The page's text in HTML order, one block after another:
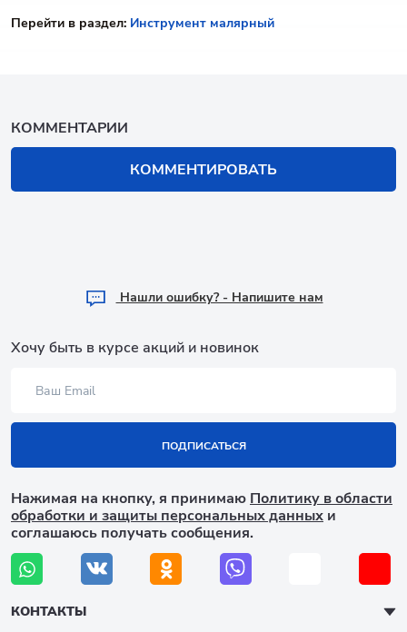
Перейти в раздел: Инструмент малярный
КОММЕНТАРИИ
КОММЕНТИРОВАТЬ
Hашли ошибку? - Напишите нам
Хочу быть в курсе акций и новинок
ПОДПИСАТЬСЯ
Нажимая на кнопку, я принимаю Политику в области
обработки и защиты персональных данных и
соглашаюсь получать сообщения.
КОНТАКТЫ